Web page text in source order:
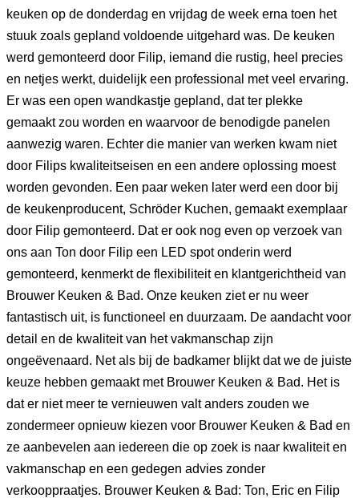
keuken op de donderdag en vrijdag de week erna toen het
stuuk zoals gepland voldoende uitgehard was. De keuken
werd gemonteerd door Filip, iemand die rustig, heel precies
en netjes werkt, duidelijk een professional met veel ervaring.
Er was een open wandkastje gepland, dat ter plekke
gemaakt zou worden en waarvoor de benodigde panelen
aanwezig waren. Echter die manier van werken kwam niet
door Filips kwaliteitseisen en een andere oplossing moest
worden gevonden. Een paar weken later werd een door bij
de keukenproducent, Schröder Kuchen, gemaakt exemplaar
door Filip gemonteerd. Dat er ook nog even op verzoek van
ons aan Ton door Filip een LED spot onderin werd
gemonteerd, kenmerkt de flexibiliteit en klantgerichtheid van
Brouwer Keuken & Bad. Onze keuken ziet er nu weer
fantastisch uit, is functioneel en duurzaam. De aandacht voor
detail en de kwaliteit van het vakmanschap zijn
ongeëvenaard. Net als bij de badkamer blijkt dat we de juiste
keuze hebben gemaakt met Brouwer Keuken & Bad. Het is
dat er niet meer te vernieuwen valt anders zouden we
zondermeer opnieuw kiezen voor Brouwer Keuken & Bad en
ze aanbevelen aan iedereen die op zoek is naar kwaliteit en
vakmanschap en een gedegen advies zonder
verkooppraatjes. Brouwer Keuken & Bad: Ton, Eric en Filip